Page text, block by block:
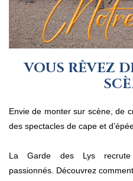
VOUS RÊVEZ
Envie de monter sur scène, de
des spectacles de cape et
La Garde des Lys recrute
passionnés. Découvrez